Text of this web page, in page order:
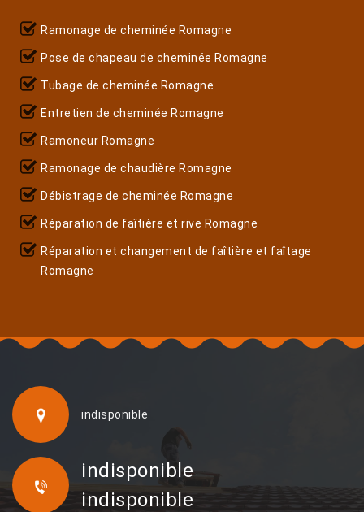
Ramonage de cheminée Romagne
Pose de chapeau de cheminée Romagne
Tubage de cheminée Romagne
Entretien de cheminée Romagne
Ramoneur Romagne
Ramonage de chaudière Romagne
Débistrage de cheminée Romagne
Réparation de faîtière et rive Romagne
Réparation et changement de faîtière et faîtage
Romagne
indisponible
indisponible
indisponible